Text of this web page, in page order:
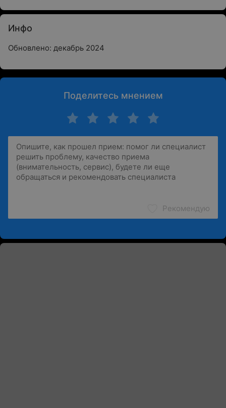
Инфо
Обновлено: декабрь 2024
Поделитесь мнением
Рекомендую